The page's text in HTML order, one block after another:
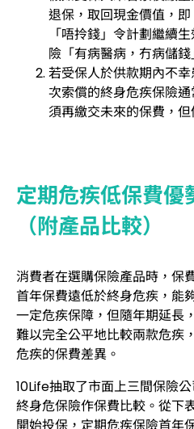
退保，取回現金價值，
「唔拎錢」令計劃繼續
險「有病醫病，冇病儲錢
若受保人於供款期內不
次索償的終身危疾保險
須再繳交未來的保費，
定期危疾低保費優
（附產品比較）
消費者在選購保險產品時，保
首年保費遠低於終身危疾，能
一定危疾保障，但隨年期延長
難以完全公平地比較兩款危疾
危疾的保費差異。
10Life抽取了市面上三間保險
終身危保險作保費比較。從下
開始投保，定期危疾保險首年